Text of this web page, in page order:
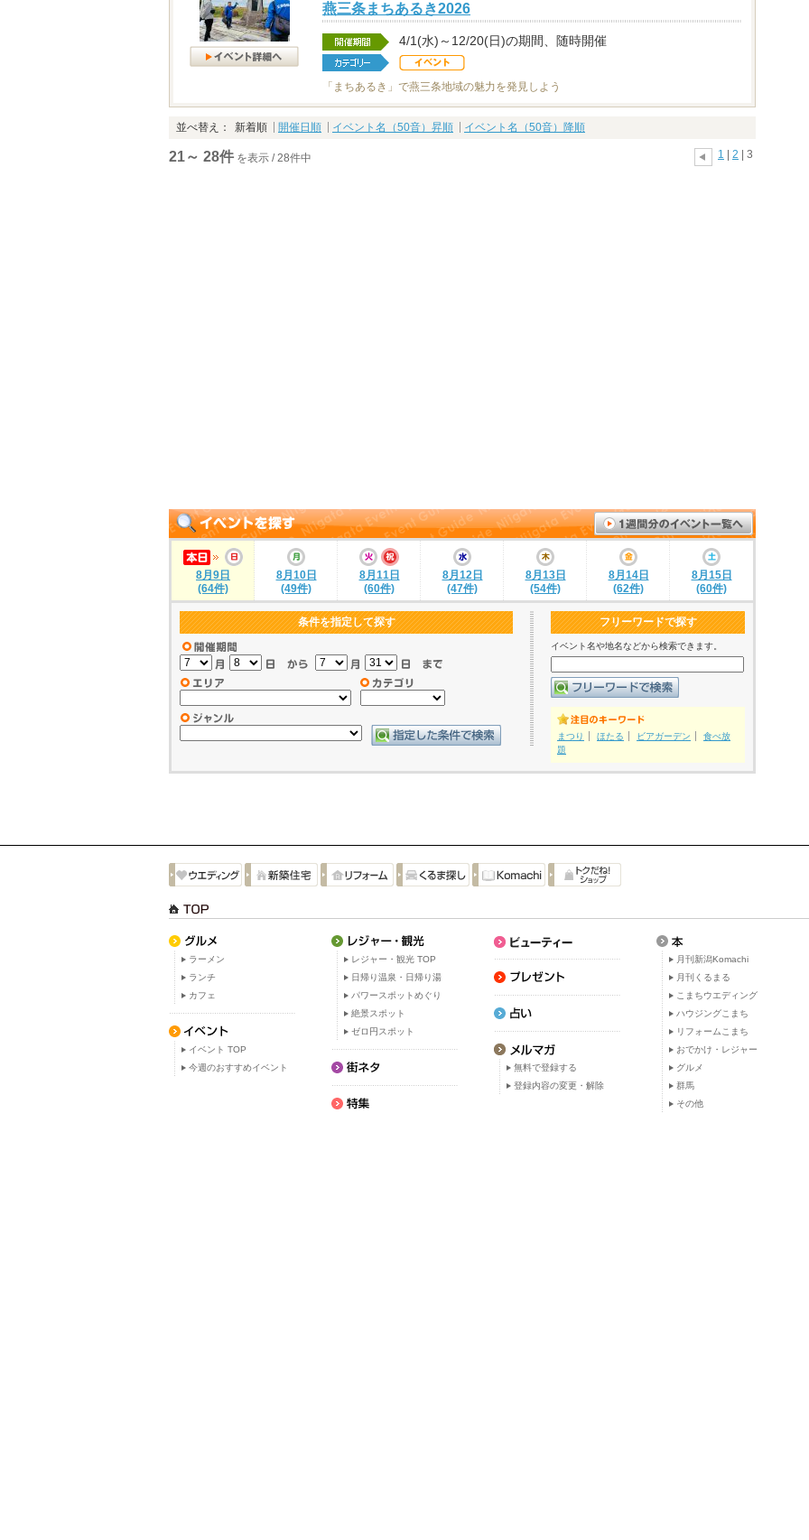
燕三条まちあるき2026
4/1(水)～12/20(日)の期間、随時開催
「まちあるき」で燕三条地域の魅力を発見しよう
並べ替え： 新着順 開催日順 イベント名（50音）昇順 イベント名（50音）降順
21～ 28件 を表示 / 28件中 1 2 | 3
8月9日
(64件)
8月10日
(49件)
8月11日
(60件)
8月12日
(47件)
8月13日
(54件)
8月14日
(62件)
8月15日
(60件)
条件を指定して探す フリーワードで探す
イベント名や地名などから検索できます。
まつり ほたる ビアガーデン
食べ放
題
ラーメン
ランチ
カフェ
イベント TOP
今週のおすすめイベント
レジャー・観光 TOP
日帰り温泉・日帰り湯
パワースポットめぐり
絶景スポット
ゼロ円スポット
無料で登録する
登録内容の変更・解除
月刊新潟Komachi
月刊くるまる
こまちウエディング
ハウジングこまち
リフォームこまち
おでかけ・レジャー
グルメ
群馬
その他